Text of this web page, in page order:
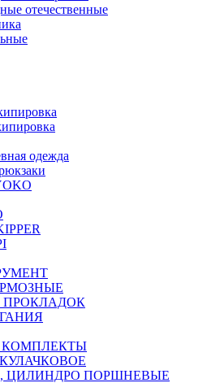
отечественные
одежда
ЦИЛИНДРО ПОРШНЕВЫЕ